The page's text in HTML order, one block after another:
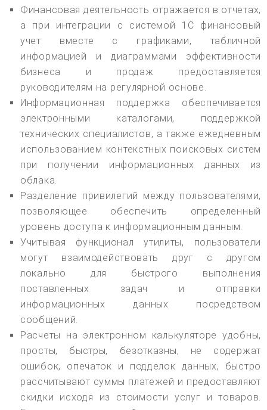
Финансовая деятельность отражается в отчетах,
а при интеграции с системой 1С финансовый
учет вместе с графиками, табличной
информацией и диаграммами эффективности
бизнеса и продаж предоставляется
руководителям на регулярной основе.
Информационная поддержка обеспечивается
электронными каталогами, поддержкой
технических специалистов, а также ежедневным
использованием контекстных поисковых систем
при получении информационных данных из
облака.
Разделение привилегий между пользователями,
позволяющее обеспечить определенный
уровень доступа к информационным данным.
Учитывая функционал утилиты, пользователи
могут взаимодействовать друг с другом
локально для быстрого выполнения
поставленных задач и отправки
информационных данных посредством
сообщений.
Расчеты на электронном калькуляторе удобны,
просты, быстры, безотказны, не содержат
ошибок, опечаток и подделок данных, быстро
рассчитывают суммы платежей и предоставляют
скидки исходя из стоимости услуг и товаров.